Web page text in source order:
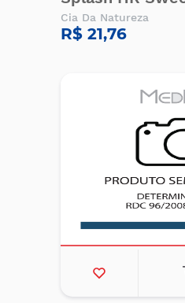
Cia Da Natureza
R$ 21,76